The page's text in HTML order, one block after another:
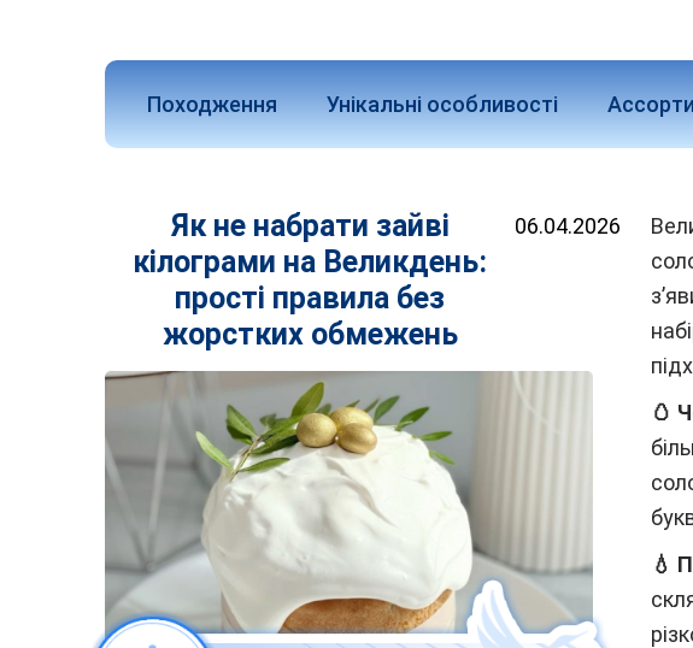
Походження Унікальні особливості
Як не набрати зайві
кілограми на Великдень:
прості правила без
жорстких обмежень
06.04.2026
🥚
💧